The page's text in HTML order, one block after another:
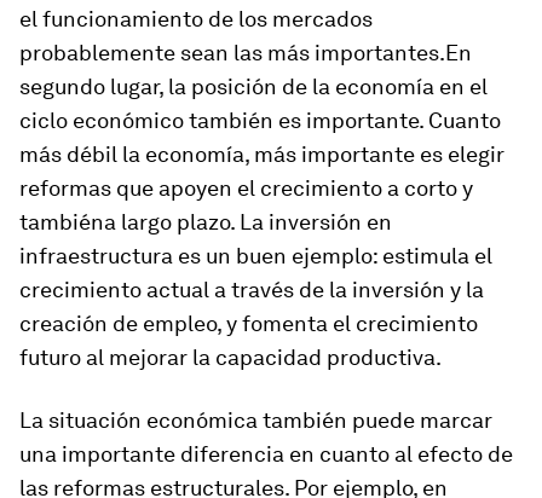
el funcionamiento de los mercados
probablemente sean las más importantes.En
segundo lugar, la posición de la economía en el
ciclo económicotambién es importante. Cuanto
más débil la economía, más importante es elegir
reformas que apoyen el crecimiento a cortoy
tambiéna largo plazo. La inversión en
infraestructura es un buen ejemplo: estimula el
crecimiento actual a través de la inversión y la
creación de empleo, y fomenta el crecimiento
futuro al mejorar la capacidad productiva.
La situación económica también puede marcar
una importante diferencia en cuanto al efecto de
las reformas estructurales. Por ejemplo, en